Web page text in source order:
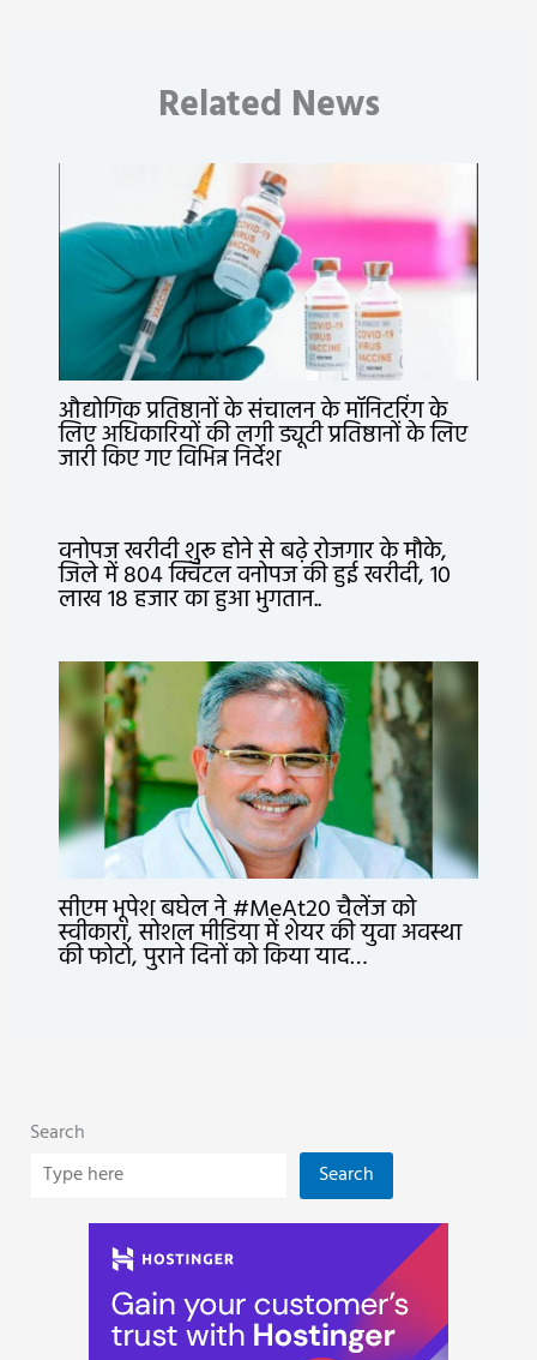
Related News
औद्योगिक प्रतिष्ठानों के संचालन के मॉनिटरिंग के
लिए अधिकारियों की लगी ड्यूटी प्रतिष्ठानों के लिए
जारी किए गए विभिन्न निर्देश
वनोपज खरीदी शुरू होने से बढ़े रोजगार के मौके,
जिले में 804 क्विंटल वनोपज की हुई खरीदी, 10
लाख 18 हजार का हुआ भुगतान..
सीएम भूपेश बघेल ने #MeAt20 चैलेंज को
स्वीकारा, सोशल मीडिया में शेयर की युवा अवस्था
की फोटो, पुराने दिनों को किया याद…
Search
Search